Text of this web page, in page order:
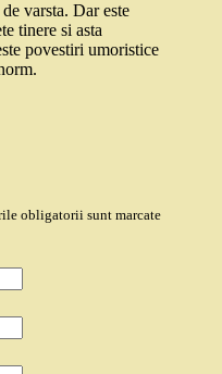
varsta. Dar este
tinere si asta
povestiri umoristice
obligatorii sunt marcate